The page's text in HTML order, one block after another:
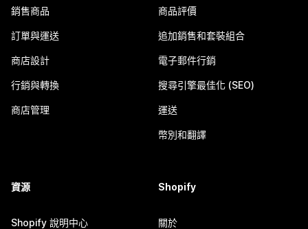
銷售商品
訂單與運送
商店設計
行銷與轉換
商店管理
商品評價
追加銷售和套裝組合
電子郵件行銷
搜尋引擎最佳化 (SEO)
運送
幣別和翻譯
資源
Shopify 說明中心
Shopify
關於